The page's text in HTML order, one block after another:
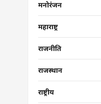
मनोरंजन
महाराष्ट्र
राजनीति
राजस्थान
राष्ट्रीय